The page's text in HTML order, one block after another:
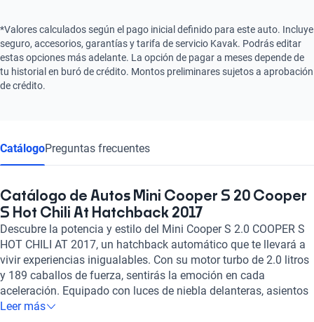
*Valores calculados según el pago inicial definido para este auto. Incluye
seguro, accesorios, garantías y tarifa de servicio Kavak. Podrás editar
estas opciones más adelante. La opción de pagar a meses depende de
tu historial en buró de crédito. Montos preliminares sujetos a aprobación
de crédito.
CatálogoPreguntas frecuentes
Catálogo de Autos Mini Cooper S 20 Cooper
S Hot Chili At Hatchback 2017
Descubre la potencia y estilo del Mini Cooper S 2.0 COOPER S
HOT CHILI AT 2017, un hatchback automático que te llevará a
vivir experiencias inigualables. Con su motor turbo de 2.0 litros
y 189 caballos de fuerza, sentirás la emoción en cada
aceleración. Equipado con luces de niebla delanteras, asientos
de cuero, sistema de audio de alta calidad y tecnología
Leer más